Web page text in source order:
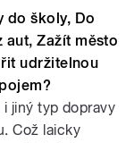
do školy, Do
aut, Zažít město
udržitelnou
jiný typ dopravy
Což laicky